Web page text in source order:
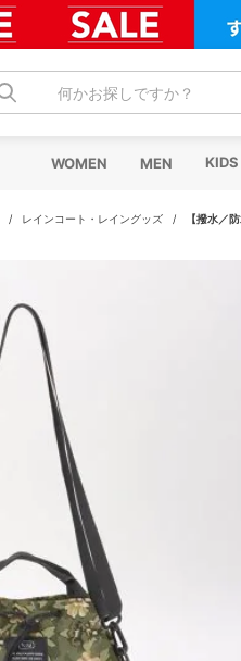
何かお探しですか？
WOMEN MEN
/ レインコート・レイングッズ / 【撥水／